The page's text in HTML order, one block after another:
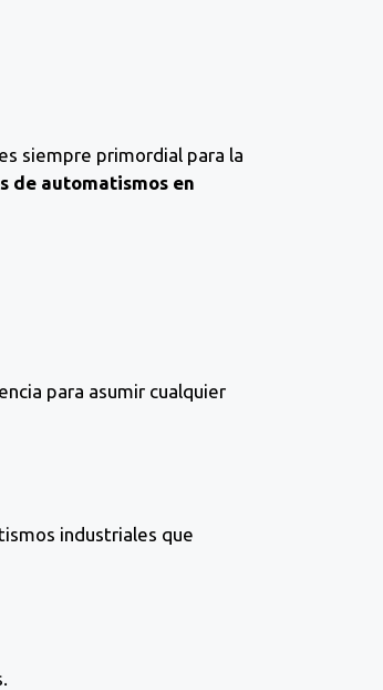
siempre primordial para la
de automatismos en
para asumir cualquier
industriales que